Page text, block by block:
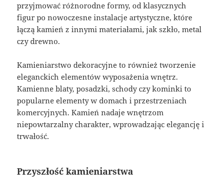
przyjmować różnorodne formy, od klasycznych
figur po nowoczesne instalacje artystyczne, które
łączą kamień z innymi materiałami, jak szkło, metal
czy drewno.
Kamieniarstwo dekoracyjne to również tworzenie
eleganckich elementów wyposażenia wnętrz.
Kamienne blaty, posadzki, schody czy kominki to
popularne elementy w domach i przestrzeniach
komercyjnych. Kamień nadaje wnętrzom
niepowtarzalny charakter, wprowadzając elegancję i
trwałość.
Przyszłość kamieniarstwa